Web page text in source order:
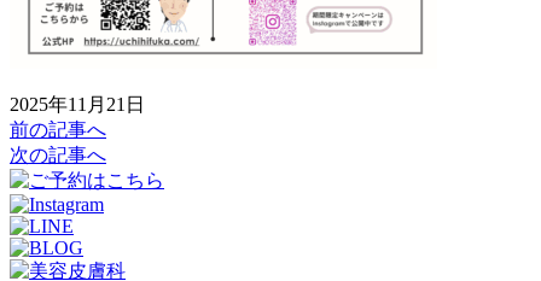
2025年11月21日
前の記事へ
次の記事へ